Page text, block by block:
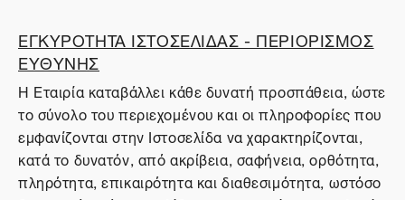
ΕΓΚΥΡΟΤΗΤΑ ΙΣΤΟΣΕΛΙΔΑΣ - ΠΕΡΙΟΡΙΣΜΟΣ
ΕΥΘΥΝΗΣ
Η Εταιρία καταβάλλει κάθε δυνατή προσπάθεια, ώστε
το σύνολο του περιεχομένου και οι πληροφορίες που
εμφανίζονται στην Ιστοσελίδα να χαρακτηρίζονται,
κατά το δυνατόν, από ακρίβεια, σαφήνεια, ορθότητα,
πληρότητα, επικαιρότητα και διαθεσιμότητα, ωστόσο